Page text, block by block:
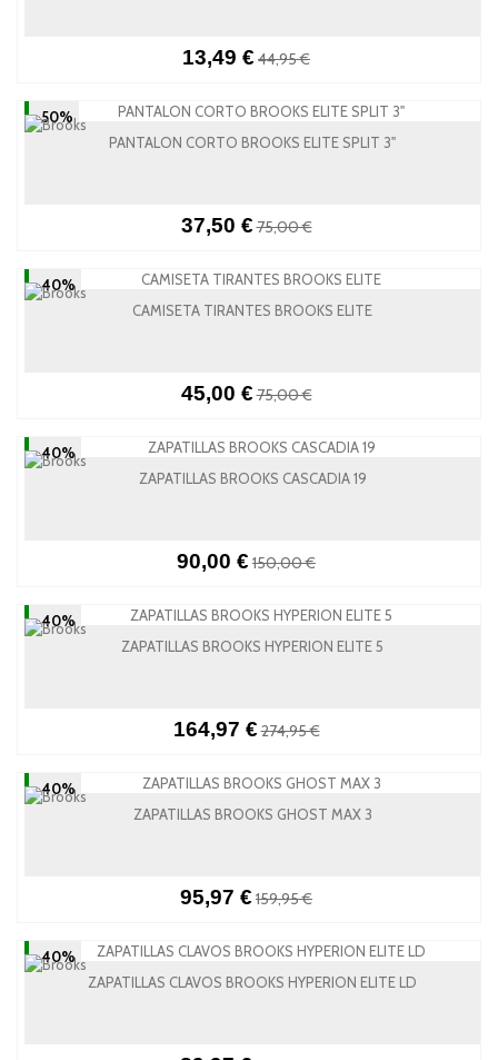
13,49 € 44,95 €
-50%
PANTALON CORTO BROOKS ELITE SPLIT 3"
37,50 €75,00 €
-40%
CAMISETA TIRANTES BROOKS ELITE
45,00 €75,00 €
-40%
ZAPATILLAS BROOKS CASCADIA 19
90,00 € 150,00 €
-40%
ZAPATILLAS BROOKS HYPERION ELITE 5
164,97 €274,95 €
-40%
ZAPATILLAS BROOKS GHOST MAX 3
95,97 € 159,95 €
-40%
ZAPATILLAS CLAVOS BROOKS HYPERION ELITE LD